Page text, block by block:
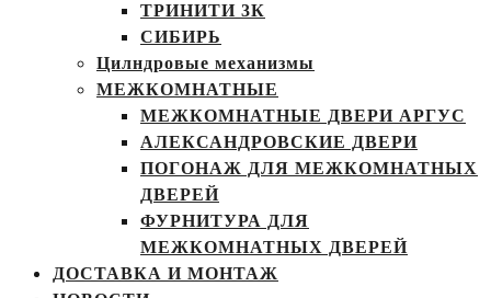
ТРИНИТИ 3К
СИБИРЬ
Цилндровые механизмы
МЕЖКОМНАТНЫЕ
МЕЖКОМНАТНЫЕ ДВЕРИ АРГУС
АЛЕКСАНДРОВСКИЕ ДВЕРИ
ПОГОНАЖ ДЛЯ МЕЖКОМНАТНЫХ
ДВЕРЕЙ
ФУРНИТУРА ДЛЯ
МЕЖКОМНАТНЫХ ДВЕРЕЙ
ДОСТАВКА И МОНТАЖ